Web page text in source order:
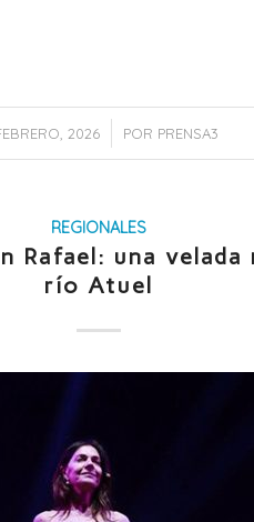
2026
/ POR PRENSA3
REGIONALES
Rafael: una
río Atuel